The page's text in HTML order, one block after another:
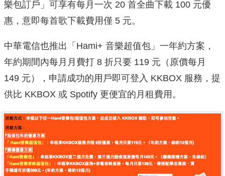
樂包訂戶」可享有每月一次 20 首全曲下載 100 元優
惠，意即每首歌下載費用僅 5 元。
中華電信也推出「Hami+ 音樂超值包」一年約方案，
年約期間內每月月費打 8 折只要 119 元（原價每月
149 元），申請成功的用戶即可登入 KKBOX 服務，提
供比 KKBOX 或 Spotify 更便宜的月租費用。